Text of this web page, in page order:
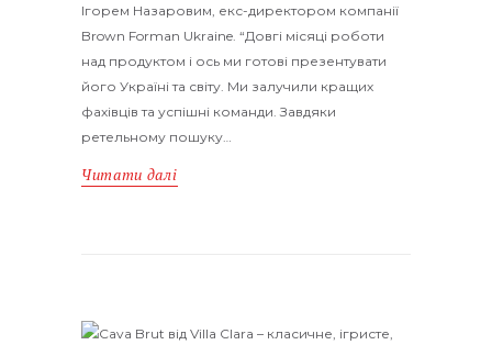
Ігорем Назаровим, екс-директором компанії
Brown Forman Ukraine. “Довгі місяці роботи
над продуктом і ось ми готові презентувати
його Україні та світу. Ми залучили кращих
фахівців та успішні команди. Завдяки
ретельному пошуку…
Читати далі